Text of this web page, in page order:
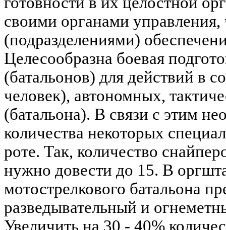
своими органами управления,
(подразделениями)
Целесообразна боевая
(батальонов) для действий в
человек), автономных,
(батальона). В связи с этим
количества некоторых
роте. Так, количество
нужно довести до 15. В
мотострелкового батальона
разведывательный и
Увеличить на 30 - 40%